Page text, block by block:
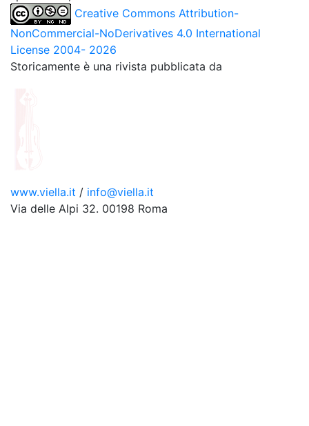
Creative Commons Attribution-
NonCommercial-NoDerivatives 4.0 International
License 2004- 2026
Storicamente è una rivista pubblicata da
www.viella.it / info@viella.it
Via delle Alpi 32. 00198 Roma